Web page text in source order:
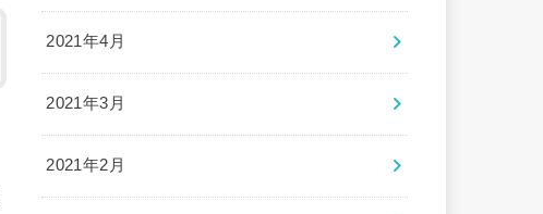
2021年4月
2021年3月
2021年2月